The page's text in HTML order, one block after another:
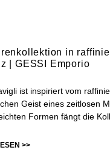
in
| GESSI Emporio
ist inspiriert vom
Geist eines zeitlosen
Formen fängt die
>>